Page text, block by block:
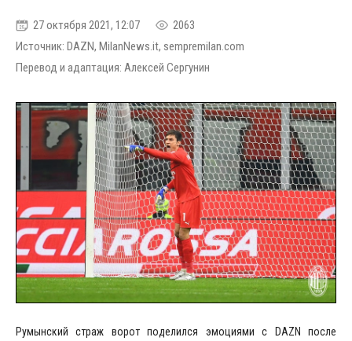
27 октября 2021, 12:07
2063
Источник: DAZN, MilanNews.it, sempremilan.com
Перевод и адаптация: Алексей Сергунин
Румынский страж ворот поделился эмоциями с DAZN после